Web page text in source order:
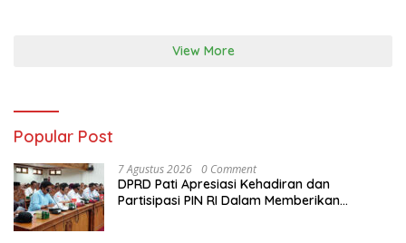
View More
Popular Post
7 Agustus 2026 0 Comment
DPRD Pati Apresiasi Kehadiran dan
Partisipasi PIN RI Dalam Memberikan